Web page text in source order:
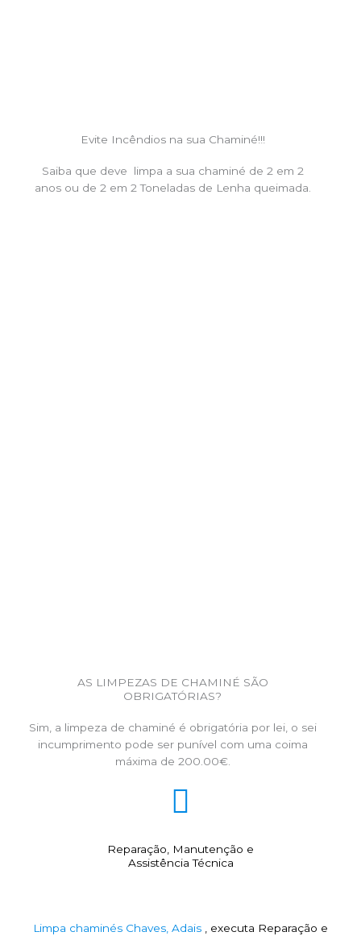
Evite Incêndios na sua Chaminé!!!
Saiba que deve limpa a sua chaminé de 2 em 2
anos ou de 2 em 2 Toneladas de Lenha queimada.
AS LIMPEZAS DE CHAMINÉ SÃO
OBRIGATÓRIAS?
Sim, a limpeza de chaminé é obrigatória por lei, o sei
incumprimento pode ser punível com uma coima
máxima de 200.00€.
Reparação, Manutenção e
Assistência Técnica
Limpa chaminés Chaves, Adais , executa Reparação e